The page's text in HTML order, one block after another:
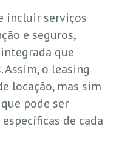
incluir serviços
e seguros,
que
o leasing
locação, mas sim
pode ser
de cada